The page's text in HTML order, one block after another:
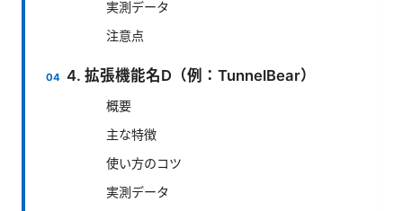
実測データ
注意点
4. 拡張機能名D（例：TunnelBear）
概要
主な特徴
使い方のコツ
実測データ